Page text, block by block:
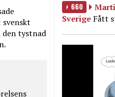
den tystnad
660
Sverige Fått